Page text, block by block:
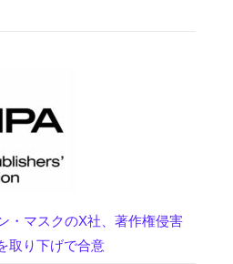
・マスクのX社、著作権侵害
取り下げで合意